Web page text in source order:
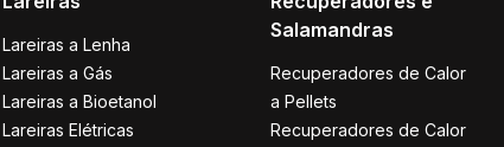
Lareiras a Lenha
Lareiras a Gás
Lareiras a Bioetanol
Lareiras Elétricas
Salamandras
Recuperadores de Calor
a Pellets
Recuperadores de Calor